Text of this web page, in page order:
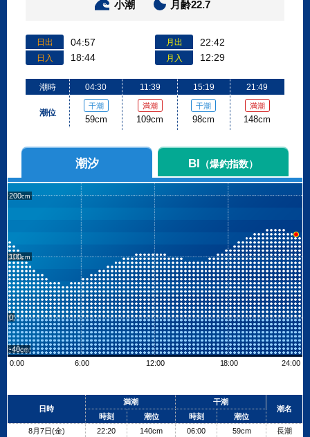
小潮 月齢22.7
日出 04:57
日入 18:44
月出 22:42
月入 12:29
潮時
潮位
04:30
干潮
59cm
11:39
満潮
109cm
15:19
干潮
98cm
21:49
満潮
148cm
潮汐 BI （爆釣指数）
200
100
0
-40
0:00
6:00 12:00 18:00 24:00
+
日時
満潮
干潮
潮名
時刻
潮位 時刻
潮位
8月7日(金)
22:20 140cm 06:00 59cm 長潮